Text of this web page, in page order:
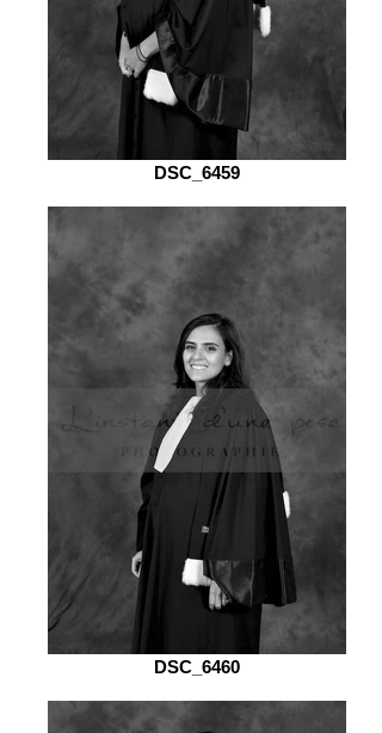
DSC_6459
DSC_6460